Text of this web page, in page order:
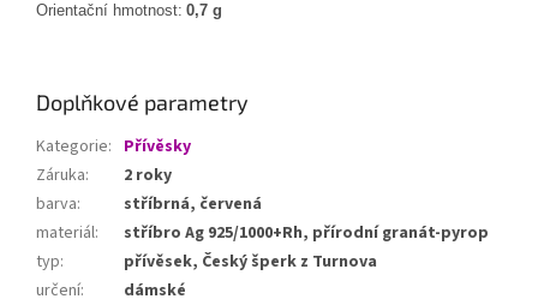
Orientační hmotnost: 0,7 g
Doplňkové parametry
Kategorie: Přívěsky
Záruka:
2 roky
barva:
stříbrná, červená
materiál:
stříbro Ag 925/1000+Rh, přírodní granát-pyrop
typ:
přívěsek, Český šperk z Turnova
určení:
dámské